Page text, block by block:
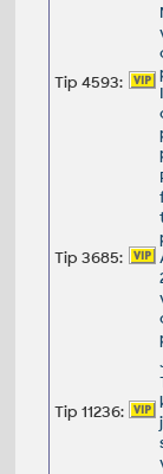
Tip 4593:
Tip 3685:
Tip 11236: